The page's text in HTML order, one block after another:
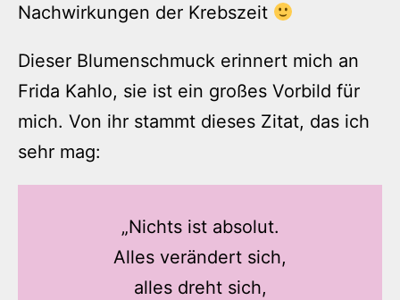
Nachwirkungen der Krebszeit
Dieser Blumenschmuck erinnert mich an
Frida Kahlo, sie ist ein großes Vorbild für
mich. Von ihr stammt dieses Zitat, das ich
sehr mag:
„Nichts ist absolut.
Alles verändert sich,
alles dreht sich,